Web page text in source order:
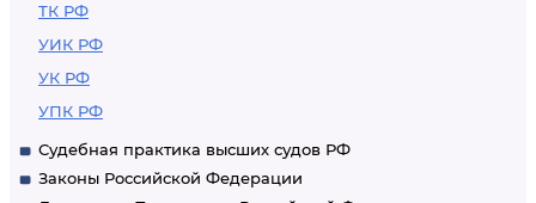
ТК РФ
УИК РФ
УК РФ
УПК РФ
Судебная практика высших судов РФ
Законы Российской Федерации